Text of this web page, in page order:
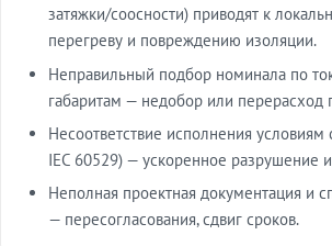
затяжки/соосности) приводят к
перегреву и повреждению изоляции.
Неправильный подбор номинала по
габаритам — недобор или перерасход
Несоответствие исполнения условиям
IEC 60529) — ускоренное разрушение
Неполная проектная документация и
— пересогласования, сдвиг сроков.